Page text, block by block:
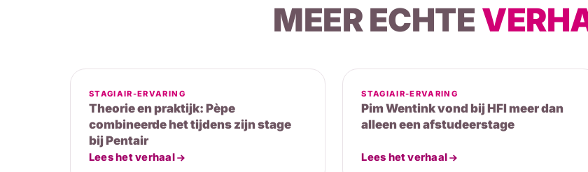
MEER ECHTE
STAGIAIR-ERVARING
Theorie en praktijk: Pèpe
combineerde het tijdens zijn stage
bij Pentair
Lees het verhaal
STAGIAIR-ERVARING
Pim Wentink vond bij HFI meer dan
alleen een afstudeerstage
Lees het verhaal